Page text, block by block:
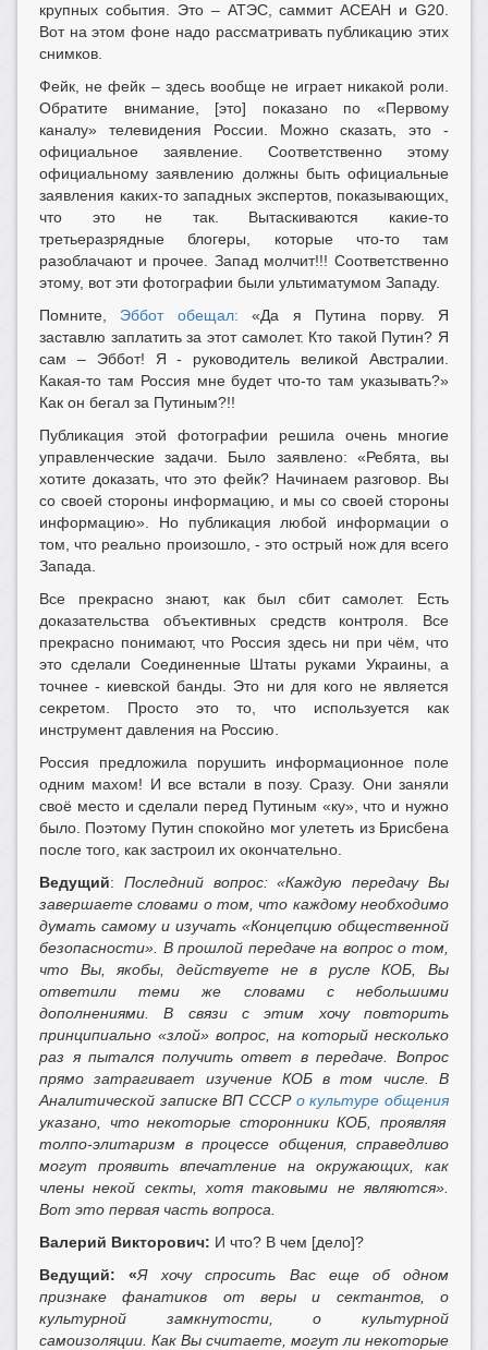
крупных события. Это – АТЭС, саммит АСЕАН и G20.
Вот на этом фоне надо рассматривать публикацию этих
снимков.
Фейк, не фейк – здесь вообще не играет никакой роли.
Обратите внимание, [это] показано по «Первому
каналу» телевидения России. Можно сказать, это -
официальное заявление. Соответственно этому
официальному заявлению должны быть официальные
заявления каких-то западных экспертов, показывающих,
что это не так. Вытаскиваются какие-то
третьеразрядные блогеры, которые что-то там
разоблачают и прочее. Запад молчит!!! Соответственно
этому, вот эти фотографии были ультиматумом Западу.
Помните, Эббот обещал: «Да я Путина порву. Я
заставлю заплатить за этот самолет. Кто такой Путин? Я
сам – Эббот! Я - руководитель великой Австралии.
Какая-то там Россия мне будет что-то там указывать?»
Как он бегал за Путиным?!!
Публикация этой фотографии решила очень многие
управленческие задачи. Было заявлено: «Ребята, вы
хотите доказать, что это фейк? Начинаем разговор. Вы
со своей стороны информацию, и мы со своей стороны
информацию». Но публикация любой информации о
том, что реально произошло, - это острый нож для всего
Запада.
Все прекрасно знают, как был сбит самолет. Есть
доказательства объективных средств контроля. Все
прекрасно понимают, что Россия здесь ни при чём, что
это сделали Соединенные Штаты руками Украины, а
точнее - киевской банды. Это ни для кого не является
секретом. Просто это то, что используется как
инструмент давления на Россию.
Россия предложила порушить информационное поле
одним махом! И все встали в позу. Сразу. Они заняли
своё место и сделали перед Путиным «ку», что и нужно
было. Поэтому Путин спокойно мог улететь из Брисбена
после того, как застроил их окончательно.
Ведущий: Последний вопрос: «Каждую передачу Вы
завершаете словами о том, что каждому необходимо
думать самому и изучать «Концепцию общественной
безопасности». В прошлой передаче на вопрос о том,
что Вы, якобы, действуете не в русле КОБ, Вы
ответили теми же словами с небольшими
дополнениями. В связи с этим хочу повторить
принципиально «злой» вопрос, на который несколько
раз я пытался получить ответ в передаче. Вопрос
прямо затрагивает изучение КОБ в том числе. В
Аналитической записке ВП СССР о культуре общения
указано, что некоторые сторонники КОБ, проявляя
толпо-элитаризм в процессе общения, справедливо
могут проявить впечатление на окружающих, как
члены некой секты, хотя таковыми не являются».
Вот это первая часть вопроса.
Валерий Викторович: И что? В чем [дело]?
Ведущий: «Я хочу спросить Вас еще об одном
признаке фанатиков от веры и сектантов, о
культурной замкнутости, о культурной
самоизоляции. Как Вы считаете, могут ли некоторые